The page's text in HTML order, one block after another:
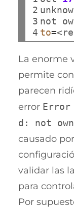
2
3
4
not
to=
La enorme
permite
parecen
error Error
d: not
causado
validar las
para
Por